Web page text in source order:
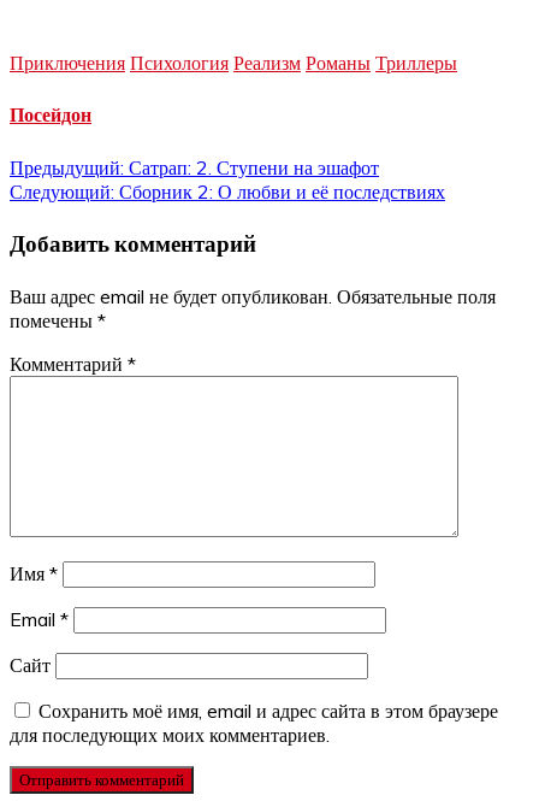
Приключения Психология Реализм Романы Триллеры
Посейдон
Навигация
записям
Предыдущий: Сатрап: 2. Ступени на эшафот
Следующий: Сборник 2: О любви и её последствиях
Добавить комментарий
Ваш адрес email не будет опубликован. Обязательные поля
помечены *
Комментарий *
Имя *
Email *
Сайт
Сохранить моё имя, email и адрес сайта в этом браузере
для последующих моих комментариев.